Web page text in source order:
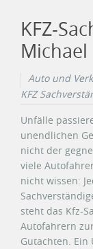
KFZ-
Auto und
KFZ
Unfälle
unendlichen
nicht der
viele
nicht wissen:
steht das Kfz-
Autofahrern
Gutachten. Ein